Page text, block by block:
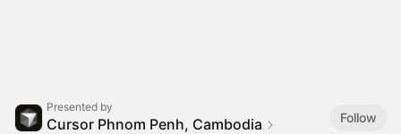
Presented by
Cursor Phnom Penh, Cambodia
Follow